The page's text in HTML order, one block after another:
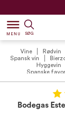
dehaze
MENU SØG
Vine Rødvin
Spansk vin
Hyggevin
Spanske
VildMedVins
Bodegas
Bodegas